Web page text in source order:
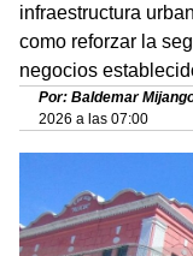
infraestructura
como reforzar la
negocios
Por: Baldemar
2026 a las 07:00